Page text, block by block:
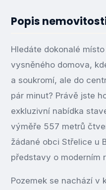
Popis
Hledáte dokonalé
vysněného domova,
a soukromí, ale do
pár minut? Právě jste
exkluzivní nabídka
výměře 557 metrů
žádané obci Střelice u
představy o moderním
Pozemek se nachází v